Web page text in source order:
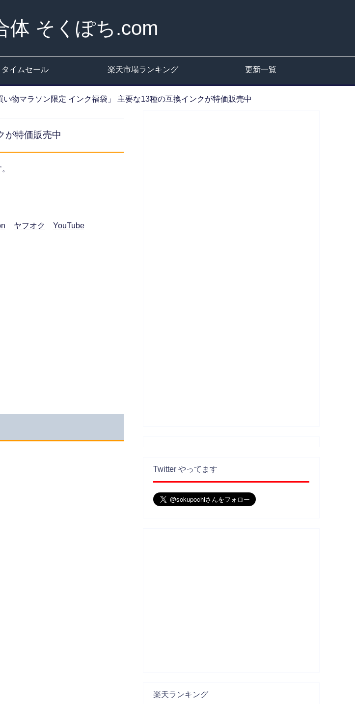
体 そくぽち.com
タイムセール 楽天市場ランキング 更新一覧
い物マラソン限定 インク福袋」 主要な13種の互換インクが特価販売中
が特価販売中
ヤフオク YouTube
Twitter やってます
楽天ランキング